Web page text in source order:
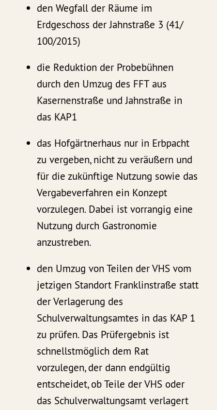
den Wegfall der Räume im
Erdgeschoss der Jahnstraße 3 (41/
100/2015)
die Reduktion der Probebühnen
durch den Umzug des FFT aus
Kasernenstraße und Jahnstraße in
das KAP1
das Hofgärtnerhaus nur in Erbpacht
zu vergeben, nicht zu veräußern und
für die zukünftige Nutzung sowie das
Vergabeverfahren ein Konzept
vorzulegen. Dabei ist vorrangig eine
Nutzung durch Gastronomie
anzustreben.
den Umzug von Teilen der VHS vom
jetzigen Standort Franklinstraße statt
der Verlagerung des
Schulverwaltungsamtes in das KAP 1
zu prüfen. Das Prüfergebnis ist
schnellstmöglich dem Rat
vorzulegen, der dann endgültig
entscheidet, ob Teile der VHS oder
das Schulverwaltungsamt verlagert